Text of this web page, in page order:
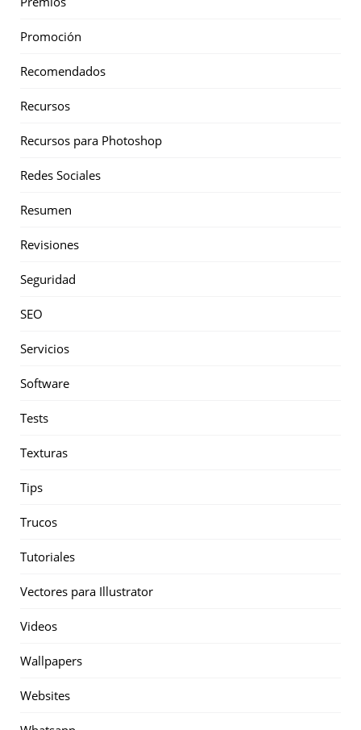
Promoción
Recomendados
Recursos
Recursos para Photoshop
Redes Sociales
Resumen
Revisiones
Seguridad
SEO
Servicios
Software
Tests
Texturas
Tips
Trucos
Tutoriales
Vectores para Illustrator
Videos
Wallpapers
Websites